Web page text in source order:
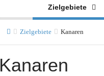
Zielgebiete
Zielgebiete Kanaren
Kanaren